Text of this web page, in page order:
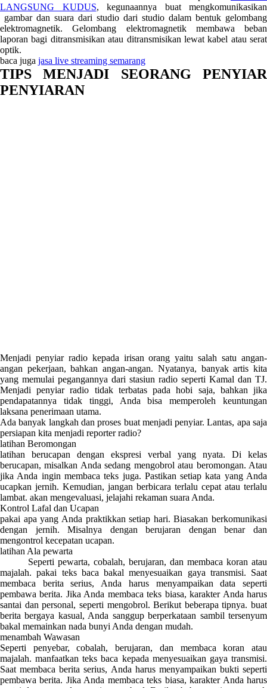
LANGSUNG KUDUS, kegunaannya buat mengkomunikasikan
gambar dan suara dari studio dari studio dalam bentuk gelombang
elektromagnetik. Gelombang elektromagnetik membawa beban
laporan bagi ditransmisikan atau ditransmisikan lewat kabel atau serat
optik.
baca juga jasa live streaming semarang
TIPS MENJADI SEORANG PENYIAR
PENYIARAN
Menjadi penyiar radio kepada irisan orang yaitu salah satu angan-
angan pekerjaan, bahkan angan-angan. Nyatanya, banyak artis kita
yang memulai pegangannya dari stasiun radio seperti Kamal dan TJ.
Menjadi penyiar radio tidak terbatas pada hobi saja, bahkan jika
pendapatannya tidak tinggi, Anda bisa memperoleh keuntungan
laksana penerimaan utama.
Ada banyak langkah dan proses buat menjadi penyiar. Lantas, apa saja
persiapan kita menjadi reporter radio?
latihan Beromongan
latihan berucapan dengan ekspresi verbal yang nyata. Di kelas
berucapan, misalkan Anda sedang mengobrol atau beromongan. Atau
jika Anda ingin membaca teks juga. Pastikan setiap kata yang Anda
ucapkan jernih. Kemudian, jangan berbicara terlalu cepat atau terlalu
lambat. akan mengevaluasi, jelajahi rekaman suara Anda.
Kontrol Lafal dan Ucapan
pakai apa yang Anda praktikkan setiap hari. Biasakan berkomunikasi
dengan jernih. Misalnya dengan berujaran dengan benar dan
mengontrol kecepatan ucapan.
latihan Ala pewarta
Seperti pewarta, cobalah, berujaran, dan membaca koran atau
majalah. pakai teks baca bakal menyesuaikan gaya transmisi. Saat
membaca berita serius, Anda harus menyampaikan data seperti
pembawa berita. Jika Anda membaca teks biasa, karakter Anda harus
santai dan personal, seperti mengobrol. Berikut beberapa tipnya. buat
berita bergaya kasual, Anda sanggup berperkataan sambil tersenyum
bakal memainkan nada bunyi Anda dengan mudah.
menambah Wawasan
Seperti penyebar, cobalah, berujaran, dan membaca koran atau
majalah. manfaatkan teks baca kepada menyesuaikan gaya transmisi.
Saat membaca berita serius, Anda harus menyampaikan bukti seperti
pembawa berita. Jika Anda membaca teks biasa, karakter Anda harus